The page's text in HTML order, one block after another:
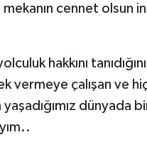
cennet olsun
hakkını
vermeye çalışan ve
yaşadığımız